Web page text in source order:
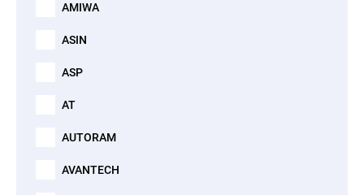
AMIWA
ASIN
ASP
AT
AUTORAM
AVANTECH